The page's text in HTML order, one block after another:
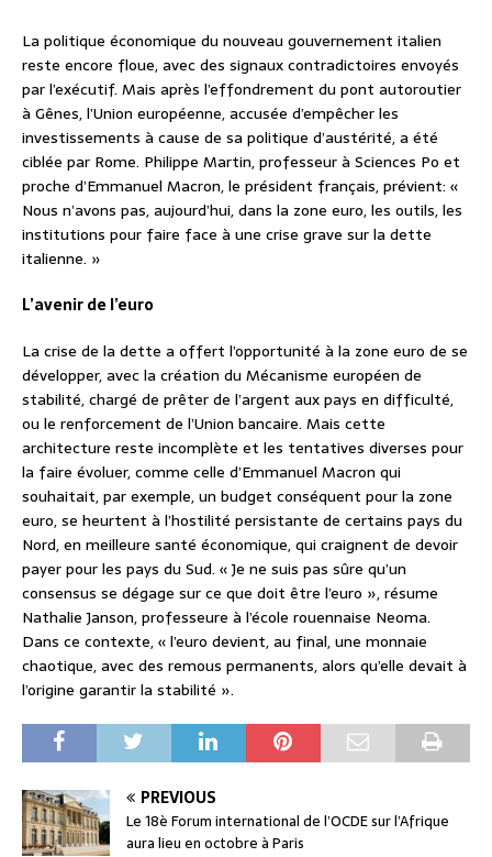
La politique économique du nouveau gouvernement italien
reste encore floue, avec des signaux contradictoires envoyés
par l’exécutif. Mais après l’effondrement du pont autoroutier
à Gênes, l’Union européenne, accusée d’empêcher les
investissements à cause de sa politique d’austérité, a été
ciblée par Rome. Philippe Martin, professeur à Sciences Po et
proche d’Emmanuel Macron, le président français, prévient: «
Nous n’avons pas, aujourd’hui, dans la zone euro, les outils, les
institutions pour faire face à une crise grave sur la dette
italienne. »
L’avenir de l’euro
La crise de la dette a offert l’opportunité à la zone euro de se
développer, avec la création du Mécanisme européen de
stabilité, chargé de prêter de l’argent aux pays en difficulté,
ou le renforcement de l’Union bancaire. Mais cette
architecture reste incomplète et les tentatives diverses pour
la faire évoluer, comme celle d’Emmanuel Macron qui
souhaitait, par exemple, un budget conséquent pour la zone
euro, se heurtent à l’hostilité persistante de certains pays du
Nord, en meilleure santé économique, qui craignent de devoir
payer pour les pays du Sud. « Je ne suis pas sûre qu’un
consensus se dégage sur ce que doit être l’euro », résume
Nathalie Janson, professeure à l’école rouennaise Neoma.
Dans ce contexte, « l’euro devient, au final, une monnaie
chaotique, avec des remous permanents, alors qu’elle devait à
l’origine garantir la stabilité ».
PREVIOUS
Le 18è Forum international de l’OCDE sur l’Afrique
aura lieu en octobre à Paris